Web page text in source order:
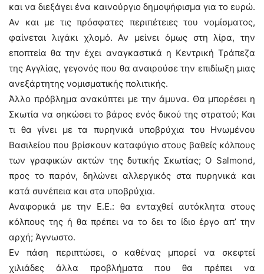
και να διεξάγει ένα καινούργιο δημοψήφισμα για το ευρώ.
Αν και με τις πρόσφατες περιπέτειες του νομίσματος,
φαίνεται λιγάκι χλομό. Αν μείνει όμως στη λίρα, την
εποπτεία θα την έχει αναγκαστικά η Κεντρική Τράπεζα
της Αγγλίας, γεγονός που θα αναιρούσε την επιδίωξη μιας
ανεξάρτητης νομισματικής πολιτικής.
Άλλο πρόβλημα ανακύπτει με την άμυνα. Θα μπορέσει η
Σκωτία να σηκώσει το βάρος ενός δικού της στρατού; Και
τι θα γίνει με τα πυρηνικά υποβρύχια του Ηνωμένου
Βασιλείου που βρίσκουν καταφύγιο στους βαθείς κόλπους
των γραφικών ακτών της δυτικής Σκωτίας; Ο Salmond,
προς το παρόν, δηλώνει αλλεργικός στα πυρηνικά και
κατά συνέπεια και στα υποβρύχια.
Αναφορικά με την Ε.Ε.: θα ενταχθεί αυτόκλητα στους
κόλπους της ή θα πρέπει να το δει το ίδιο έργο απ’ την
αρχή; Άγνωστο.
Εν πάση περιπτώσει, ο καθένας μπορεί να σκεφτεί
χιλιάδες άλλα προβλήματα που θα πρέπει να